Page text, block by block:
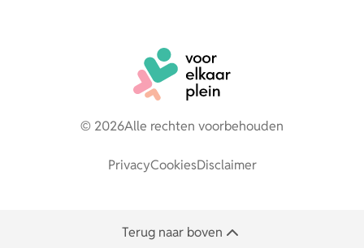
© 2026Alle rechten voorbehouden
PrivacyCookiesDisclaimer
Terug naar boven